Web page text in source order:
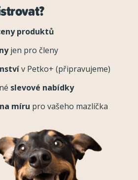
produktů
jen pro členy
v Petko+ (připravujeme)
slevové nabídky
míru pro vašeho mazlíčka